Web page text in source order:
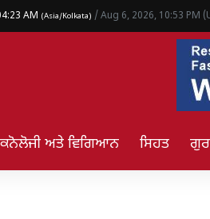
AM (Asia/Kolkata) / Aug 6, 2026, 10:53 PM
ਅਤੇ ਵਿਗਿਆਨ ਸਿਹਤ